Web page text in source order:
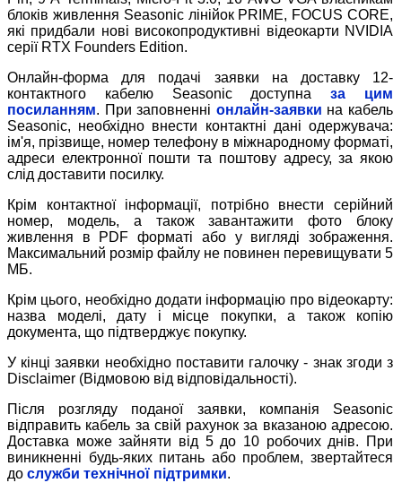
блоків живлення Seasonic лінійок PRIME, FOCUS CORE,
які придбали нові високопродуктивні відеокарти NVIDIA
серії RTX Founders Edition.
Онлайн-форма для подачі заявки на доставку 12-
контактного кабелю Seasonic доступназа цим
посиланням. При заповненні онлайн-заявки на кабель
Seasonic, необхідно внести контактні дані одержувача:
ім'я, прізвище, номер телефону в міжнародному форматі,
адреси електронної пошти та поштову адресу, за якою
слід доставити посилку.
Крім контактної інформації, потрібно внести серійний
номер, модель, а також завантажити фото блоку
живлення в PDF форматі або у вигляді зображення.
Максимальний розмір файлу не повинен перевищувати 5
МБ.
Крім цього, необхідно додати інформацію про відеокарту:
назва моделі, дату і місце покупки, а також копію
документа, що підтверджує покупку.
У кінці заявки необхідно поставити галочку - знак згоди з
Disclaimer (Відмовою від відповідальності).
Після розгляду поданої заявки, компанія Seasonic
відправить кабель за свій рахунок за вказаною адресою.
Доставка може зайняти від 5 до 10 робочих днів. При
виникненні будь-яких питань або проблем, звертайтеся
до служби технічної підтримки.